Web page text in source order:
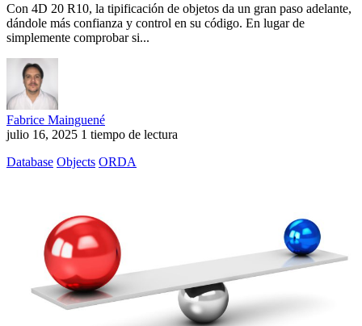
Con 4D 20 R10, la tipificación de objetos da un gran paso adelante,
dándole más confianza y control en su código. En lugar de
simplemente comprobar si...
Fabrice Mainguené
julio 16, 2025 1 tiempo de lectura
Database Objects ORDA